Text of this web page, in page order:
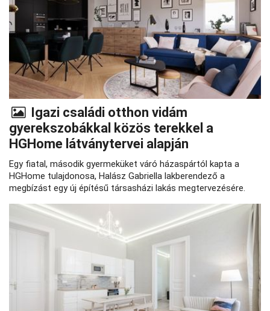
Igazi családi otthon vidám
gyerekszobákkal közös terekkel a
HGHome látványtervei alapján
Egy fiatal, második gyermeküket váró házaspártól kapta a
HGHome tulajdonosa, Halász Gabriella lakberendező a
megbízást egy új építésű társasházi lakás megtervezésére.